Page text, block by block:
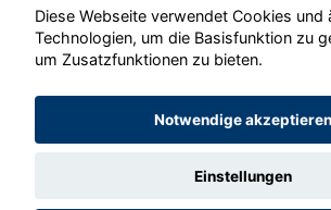
© konjunkturmotor.de GmbH
Diese Webseite verwendet Cookies und
Technologien, um die Basisfunktion zu
um Zusatzfunktionen zu bieten.
Notwendige akzeptieren
Einstellungen